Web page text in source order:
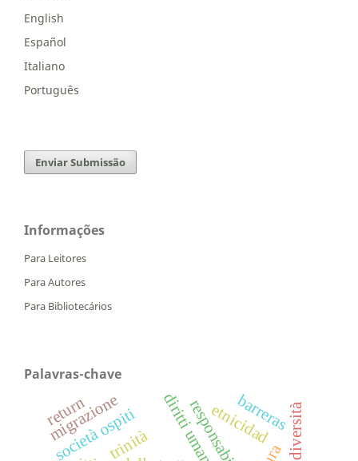
English
Español
Italiano
Português
Enviar Submissão
Informações
Para Leitores
Para Autores
Para Bibliotecários
Palavras-chave
diritti umani
società ospiti etnicidad
trinità
migrazione
return barreras